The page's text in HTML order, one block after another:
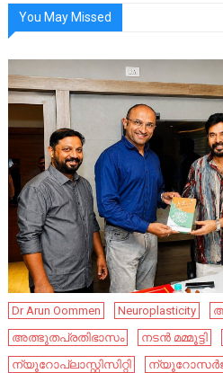
You May Missed
Dr Arun Oommen Neuroplasticity
അത്ഭുതപ്രതിഭാസം
നടൻ മമ്മൂട്ടി
ന്യൂറോപ്ലാസ്റ്റിസിറ്റി